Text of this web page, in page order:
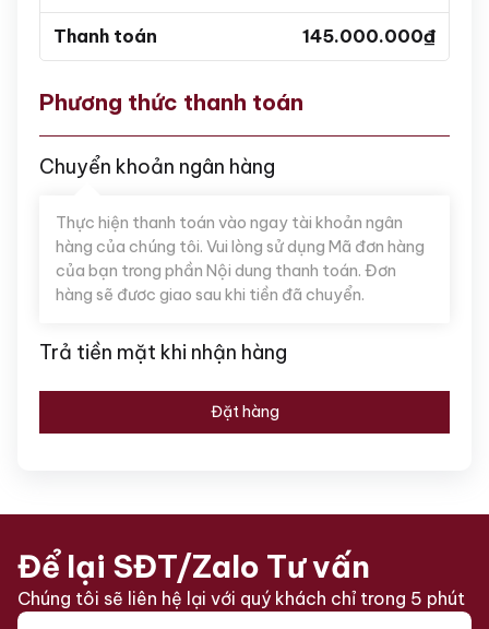
Thanh toán 145.000.000₫
Phương thức thanh toán
Chuyển khoản ngân hàng
Thực hiện thanh toán vào ngay tài khoản ngân
hàng của chúng tôi. Vui lòng sử dụng Mã đơn hàng
của bạn trong phần Nội dung thanh toán. Đơn
hàng sẽ đươc giao sau khi tiền đã chuyển.
Trả tiền mặt khi nhận hàng
Đặt hàng
Để lại SĐT/Zalo Tư vấn
Chúng tôi sẽ liên hệ lại với quý khách chỉ trong 5 phút